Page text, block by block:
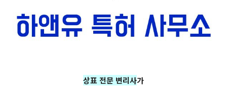
상표 전문 변리사가